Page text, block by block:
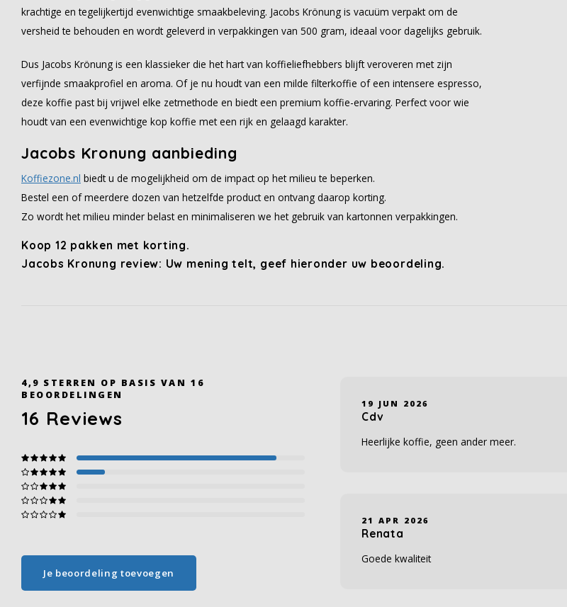
krachtige en tegelijkertijd evenwichtige smaakbeleving. Jacobs Krönung is vacuüm verpakt om de
versheid te behouden en wordt geleverd in verpakkingen van 500 gram, ideaal voor dagelijks gebruik.
Dus Jacobs Krönung is een klassieker die het hart van koffieliefhebbers blijft veroveren met zijn
verfijnde smaakprofiel en aroma. Of je nu houdt van een milde filterkoffie of een intensere espresso,
deze koffie past bij vrijwel elke zetmethode en biedt een premium koffie-ervaring. Perfect voor wie
houdt van een evenwichtige kop koffie met een rijk en gelaagd karakter.
Jacobs Kronung aanbieding
Koffiezone.nl biedt u de mogelijkheid om de impact op het milieu te beperken.
Bestel een of meerdere dozen van hetzelfde product en ontvang daarop korting.
Zo wordt het milieu minder belast en minimaliseren we het gebruik van kartonnen verpakkingen.
Koop 12 pakken met korting.
Jacobs Kronung review: Uw mening telt, geef hieronder uw beoordeling.
4,9 STERREN OP BASIS VAN16
BEOORDELINGEN
16 Reviews
Je beoordeling toevoegen
19 JUN 2026
Cdv
Heerlijke koffie, geen ander meer.
21 APR 2026
Renata
Goede kwaliteit